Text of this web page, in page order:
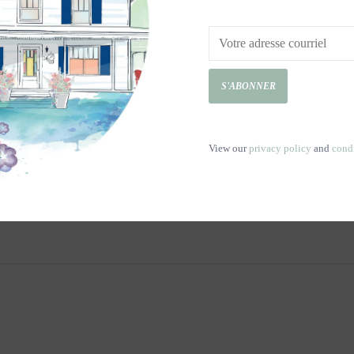
S'ABONNER
View ourprivacy policy and